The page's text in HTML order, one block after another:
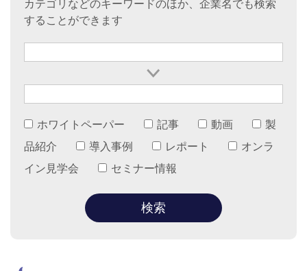
カテゴリなどのキーワードのほか、企業名でも検索
することができます
ホワイトペーパー 記事 動画
製
品紹介
導入事例 レポート
オンラ
イン見学会
セミナー情報